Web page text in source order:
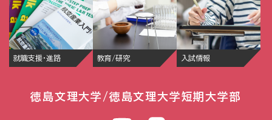
就職支援・進路 教育/研究 入試情報
徳島文理大学/徳島文理大学短期大学部